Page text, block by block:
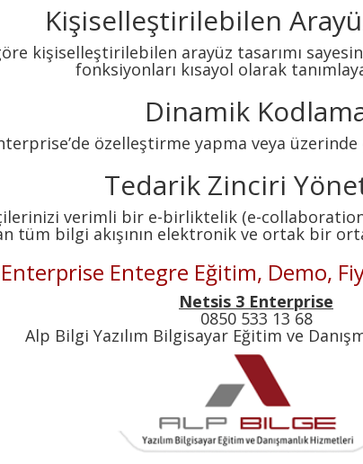
Kişiselleştirilebilen
göre kişiselleştirilebilen arayüz tasarımı
fonksiyonları kısayol olarak
Dinamik
özelleştirme yapma veya üzerinde
Tedarik Zinciri
verimli bir e-birliktelik (e-
tüm bilgi akışının elektronik ve ortak bir
Entegre Eğitim, Demo,
Netsis 3 Enterprise
0850 533 13 68
Alp Bilgi Yazılım Bilgisayar Eğitim ve